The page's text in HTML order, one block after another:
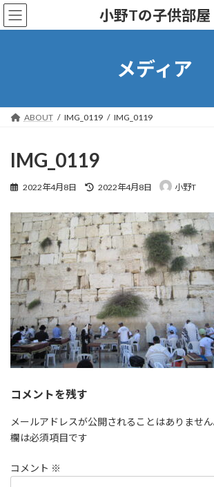
コ
ン
ナ
ビ
小野Tの子供部屋
メディア
ABOUT IMG_0119 IMG_0119
IMG_0119
2022年4月8日
最
新
日
時
:
2022年4月8日 小野T
コメントを残す
メールアドレスが公開されることはありません
欄は必須項目です
コメント ※